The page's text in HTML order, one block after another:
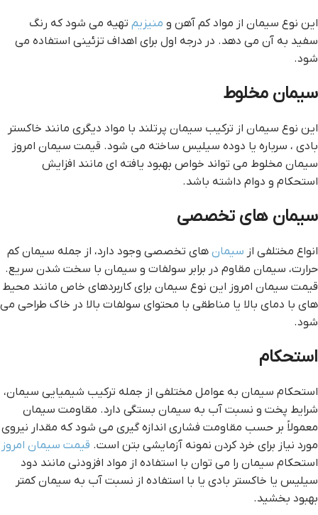
این نوع سیمان از مواد کم آهن و منیزیم تهیه می شود که رنگ
سفید به آن می دهد. در درجه اول برای اهداف تزئینی استفاده می
شود.
سیمان مخلوط
این نوع سیمان از ترکیب سیمان پرتلند با مواد دیگری مانند خاکستر
بادی ، سرباره یا دوده سیلیس ساخته می شود. قیمت سیمان امروز
سیمان مخلوط می تواند خواص بهبود یافته ای مانند افزایش
استحکام و دوام داشته باشد.
سیمان های تخصصی
انواع مختلفی از سیمان های تخصصی وجود دارد، از جمله سیمان کم
حرارت، سیمان مقاوم در برابر سولفات و سیمان با سخت شدن سریع.
قیمت سیمان امروز این نوع سیمان برای کاربردهای خاص مانند محیط
های با دمای بالا یا مناطقی با محتوای سولفات بالا در خاک طراحی می
شود.
استحکام
استحکام سیمان به عوامل مختلفی از جمله ترکیب شیمیایی سیمان،
شرایط پخت و نسبت آب به سیمان بستگی دارد. مقاومت سیمان
معمولاً بر حسب مقاومت فشاری اندازه گیری می شود که مقدار نیروی
مورد نیاز برای خرد کردن نمونه آزمایشی بتن است. قیمت سیمان امروز
استحکام سیمان را می توان با استفاده از مواد افزودنی مانند دود
سیلیس یا خاکستر بادی یا با استفاده از نسبت آب به سیمان کمتر
بهبود بخشید.